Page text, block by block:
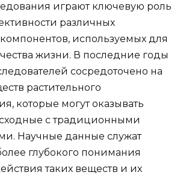
играют ключевую роль
различных
используемых для
жизни. В последние годы
сосредоточено на
растительного
которые могут оказывать
с традиционными
Научные данные служат
глубокого понимания
таких веществ и их